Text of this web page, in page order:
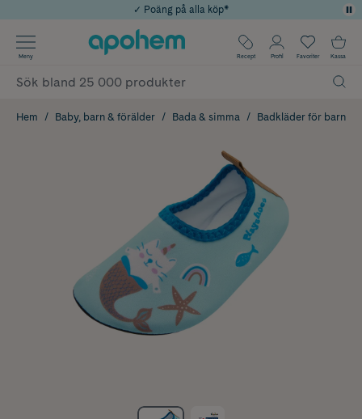
Årets Butik 2025 inom Skönhet
Använd kod: SOMMAR20 för 20% över 649kr
✓ Rådgivning från farmaceuter & hudterapeuter
✓ Poäng på alla köp*
Meny Recept Profil Favoriter Kassa
Hem Baby, barn & förälder Bada & simma Badkläder för barn